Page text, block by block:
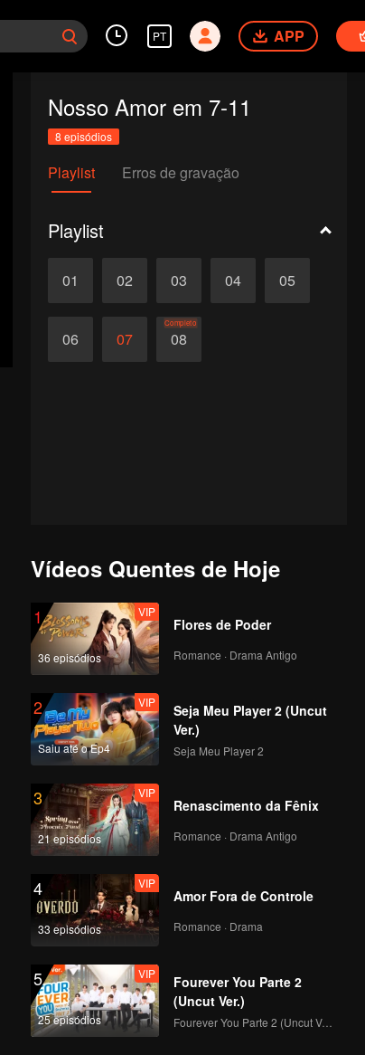
PT APP
Nosso Amor em 7-11
8 episódios
Playlist Erros de gravação
Playlist
01 02 03 04 05
06 07 08
Completo
Vídeos Quentes de Hoje
1
36 episódios
VIP
Flores de Poder
Romance · Drama Antigo
2
Saiu até o Ep4
VIP
Seja Meu Player 2 (Uncut
Ver.)
Seja Meu Player 2
3
21 episódios
VIP
Renascimento da Fênix
Romance · Drama Antigo
4
33 episódios
VIP
Amor Fora de Controle
Romance · Drama
5
25 episódios
VIP
Fourever You Parte 2
(Uncut Ver.)
Fourever You Parte 2 (Uncut Ver.)